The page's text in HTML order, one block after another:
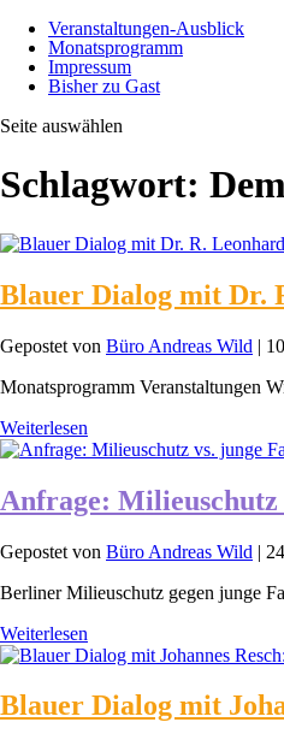
Veranstaltungen-Ausblick
Monatsprogramm
Impressum
Bisher zu Gast
Seite auswählen
Schlagwort:
Blauer Dialog mit Dr.
Gepostet von Büro Andreas Wild |
Monatsprogramm Veranstaltungen
Weiterlesen
Anfrage:
Gepostet von Büro Andreas Wild |
Berliner Milieuschutz gegen junge
Weiterlesen
Blauer Dialog mit